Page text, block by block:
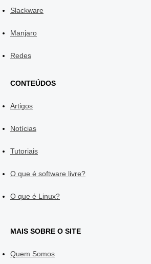
Slackware
Manjaro
Redes
CONTEÚDOS
Artigos
Notícias
Tutoriais
O que é software livre?
O que é Linux?
MAIS SOBRE O SITE
Quem Somos